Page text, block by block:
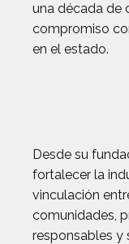
una década de
compromiso
en el estado.
Desde su
fortalecer la
vinculación
comunidades,
responsables y